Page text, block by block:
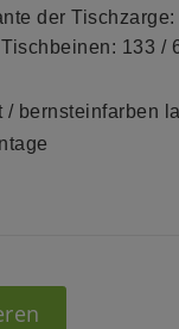
der Tischzarge:
133 /
bernsteinfarben